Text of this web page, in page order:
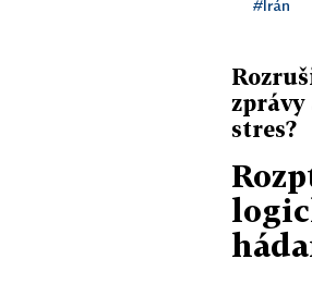
#Írán
stres?